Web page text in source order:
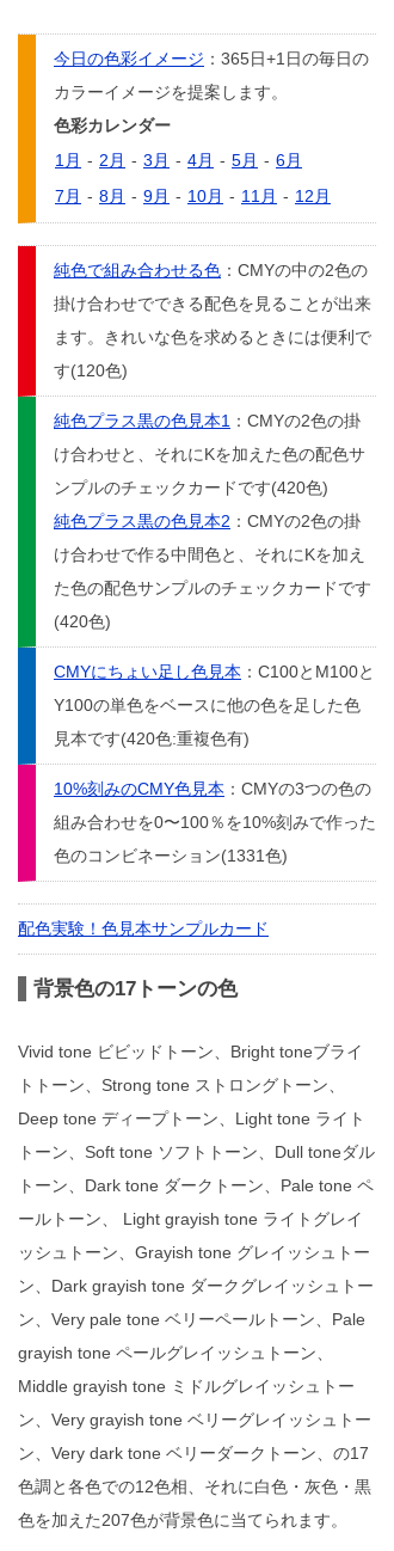
今日の色彩イメージ ：365日+1日の毎日の
カラーイメージを提案します。
色彩カレンダー
1月 - 2月 - 3月 - 4月 - 5月 - 6月
7月 - 8月 - 9月 - 10月 - 11月 - 12月
純色で組み合わせる色 ：CMYの中の2色の
掛け合わせでできる配色を見ることが出来
ます。きれいな色を求めるときには便利で
す(120色)
純色プラス黒の色見本1 ：CMYの2色の掛
け合わせと、それにKを加えた色の配色サ
ンプルのチェックカードです(420色)
純色プラス黒の色見本2 ：CMYの2色の掛
け合わせで作る中間色と、それにKを加え
た色の配色サンプルのチェックカードです
(420色)
CMYにちょい足し色見本 ：C100とM100と
Y100の単色をベースに他の色を足した色
見本です(420色:重複色有)
10%刻みのCMY色見本 ：CMYの3つの色の
組み合わせを0〜100％を10%刻みで作った
色のコンビネーション(1331色)
配色実験！色見本サンプルカード
背景色の17トーンの色
Vivid tone ビビッドトーン、Bright toneブライ
トトーン、Strong tone ストロングトーン、
Deep tone ディープトーン、Light tone ライト
トーン、Soft tone ソフトトーン、Dull toneダル
トーン、Dark tone ダークトーン、Pale tone ペ
ールトーン、 Light grayish tone ライトグレイ
ッシュトーン、Grayish tone グレイッシュトー
ン、Dark grayish tone ダークグレイッシュトー
ン、Very pale tone ベリーペールトーン、Pale
grayish tone ペールグレイッシュトーン、
Middle grayish tone ミドルグレイッシュトー
ン、Very grayish tone ベリーグレイッシュトー
ン、Very dark tone ベリーダークトーン、の17
色調と各色での12色相、それに白色・灰色・黒
色を加えた207色が背景色に当てられます。